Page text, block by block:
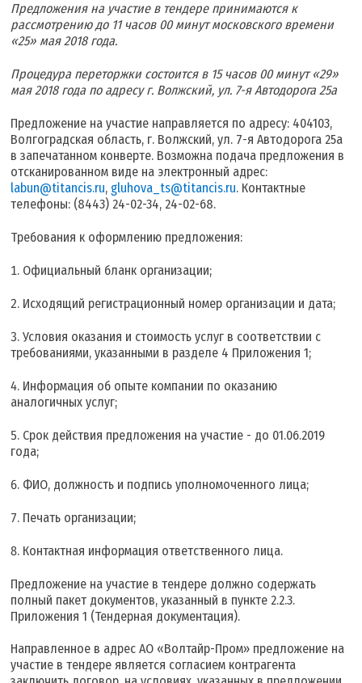
Предложения на участие в тендере принимаются к
рассмотрению до 11 часов 00 минут московского времени
«25» мая 2018 года.
Процедура переторжки состоится в 15 часов 00 минут «29»
мая 2018 года по адресу г. Волжский, ул. 7-я Автодорога 25а
Предложение на участие направляется по адресу: 404103,
Волгоградская область, г. Волжский, ул. 7-я Автодорога 25а
в запечатанном конверте. Возможна подача предложения в
отсканированном виде на электронный адрес:
labun@titancis.ru, gluhova_ts@titancis.ru. Контактные
телефоны: (8443) 24-02-34, 24-02-68.
Требования к оформлению предложения:
Официальный бланк организации;
Исходящий регистрационный номер организации и дата;
Условия оказания и стоимость услуг в соответствии с
требованиями, указанными в разделе 4 Приложения 1;
Информация об опыте компании по оказанию
аналогичных услуг;
Срок действия предложения на участие - до 01.06.2019
года;
ФИО, должность и подпись уполномоченного лица;
Печать организации;
Контактная информация ответственного лица.
Предложение на участие в тендере должно содержать
полный пакет документов, указанный в пункте 2.2.3.
Приложения 1 (Тендерная документация).
Направленное в адрес АО «Волтайр-Пром» предложение на
участие в тендере является согласием контрагента